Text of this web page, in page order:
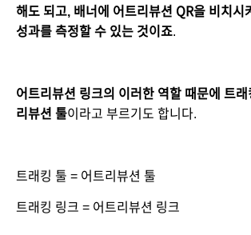
해도 되고, 배너에 어트리뷰션 QR을 비치시
성과를 측정할 수 있는 것이죠
어트리뷰션 링크의 이러한 역할 때문에 트래
리뷰션 툴이라고 부르기도 합니다.
트래킹 툴 = 어트리뷰션 툴
트래킹 링크 = 어트리뷰션 링크